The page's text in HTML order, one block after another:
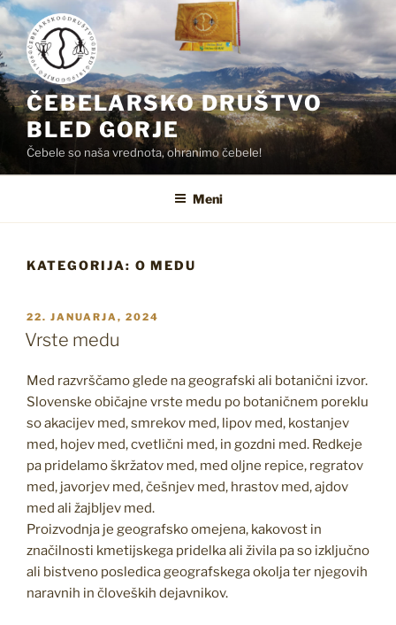
Skoči
na
vsebino
ČEBELARSKO DRUŠTVO
BLED GORJE
Čebele so naša vrednota, ohranimo čebele!
Meni
KATEGORIJA: O MEDU
OBJAVLJENO
DNE
22. JANUARJA, 2024
Vrste medu
Med razvrščamo glede na geografski ali botanični izvor.
Slovenske običajne vrste medu po botaničnem poreklu
so akacijev med, smrekov med, lipov med, kostanjev
med, hojev med, cvetlični med, in gozdni med. Redkeje
pa pridelamo škržatov med, med oljne repice, regratov
med, javorjev med, češnjev med, hrastov med, ajdov
med ali žajbljev med.
Proizvodnja je geografsko omejena, kakovost in
značilnosti kmetijskega pridelka ali živila pa so izključno
ali bistveno posledica geografskega okolja ter njegovih
naravnih in človeških dejavnikov.